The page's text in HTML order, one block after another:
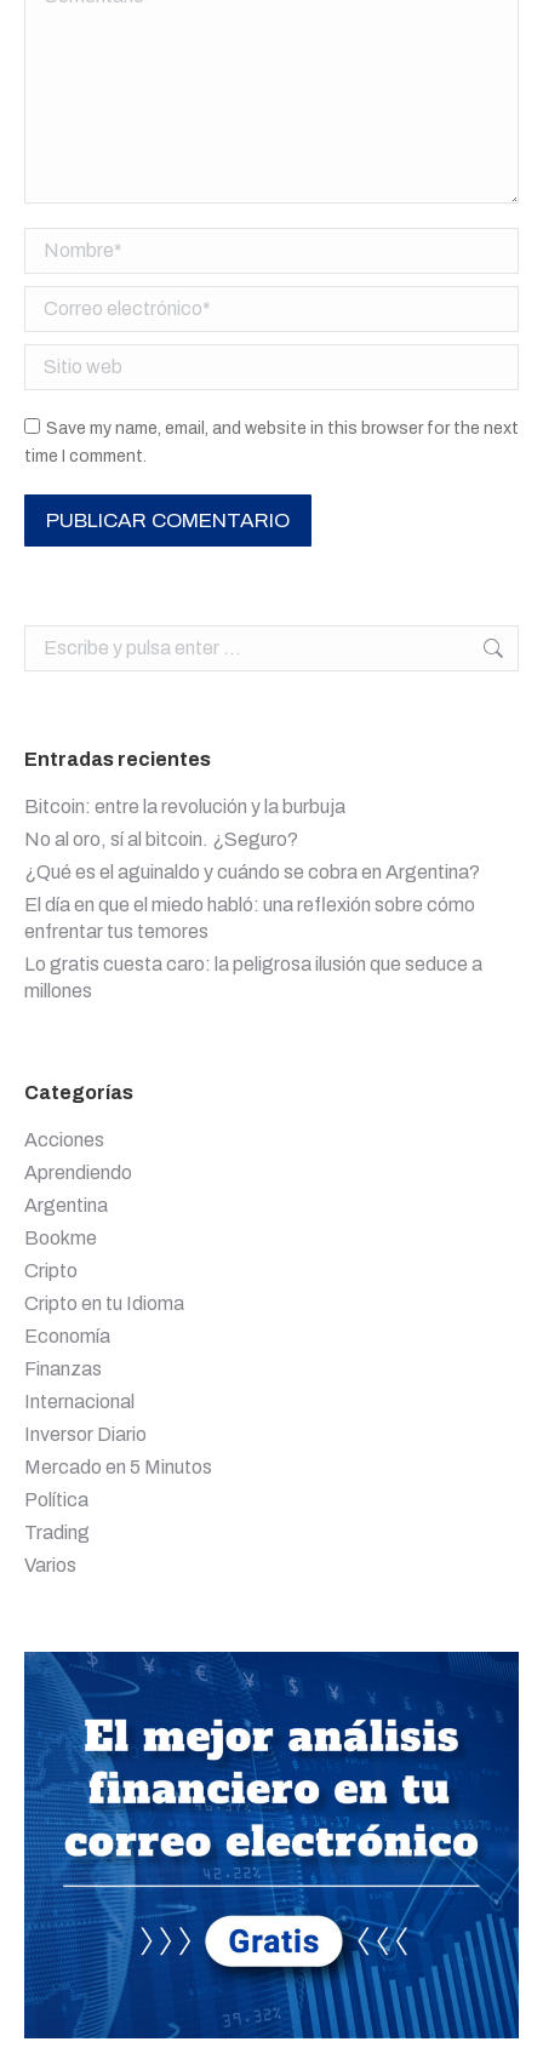
Nombre *
Correo electrónico *
Sitio web
Save my name, email, and website in this browser for the next
time I comment.
PUBLICAR COMENTARIO
Buscar:
Entradas recientes
Bitcoin: entre la revolución y la burbuja
No al oro, sí al bitcoin. ¿Seguro?
¿Qué es el aguinaldo y cuándo se cobra en Argentina?
El día en que el miedo habló: una reflexión sobre cómo
enfrentar tus temores
Lo gratis cuesta caro: la peligrosa ilusión que seduce a
millones
Categorías
Acciones
Aprendiendo
Argentina
Bookme
Cripto
Cripto en tu Idioma
Economía
Finanzas
Internacional
Inversor Diario
Mercado en 5 Minutos
Política
Trading
Varios